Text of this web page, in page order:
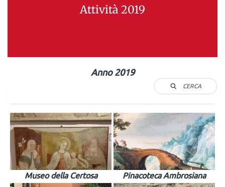
Attività 2019
Anno 2019
CERCA
Museo della Certosa Pinacoteca Ambrosiana